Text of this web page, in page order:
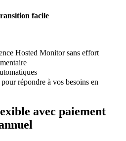
facile
Hosted Monitor sans effort
répondre à vos besoins en
avec paiement